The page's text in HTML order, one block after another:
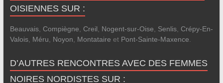
OISIENNES SUR :
Beauvais, Compiègne Creil Nogent-sur-Oise Senlis, Crépy-En-
Valois, Méru Noyon Montataire et Pont-Sainte-Maxence
D’AUTRES RENCONTRES AVEC DES FEMMES
NOIRES NORDISTES SUR :